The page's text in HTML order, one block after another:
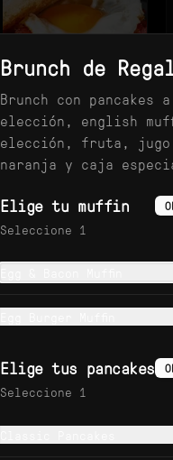
Brunch de
Brunch con pancakes a
elección, english
elección, fruta, jugo
naranja y caja
Elige tu muffin
Seleccione 1
Elige tus pancakes
Seleccione 1